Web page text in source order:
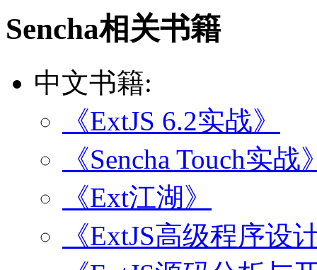
Sencha相关书籍
中文书籍:
《ExtJS 6.2实战》
《Sencha Touch实战
《Ext江湖》
《ExtJS高级程序设